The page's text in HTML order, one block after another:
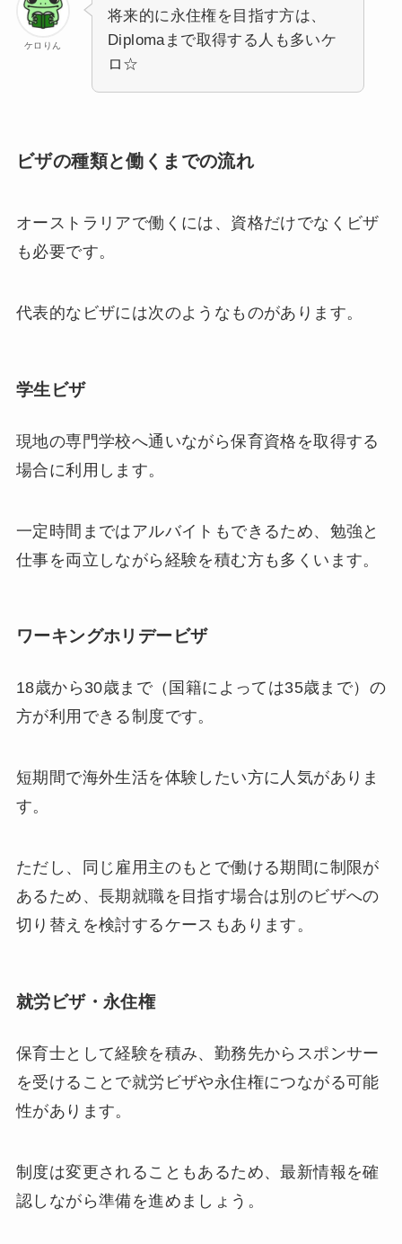
ケロりん
将来的に永住権を目指す方は、
Diplomaまで取得する人も多いケ
ロ☆
ビザの種類と働くまでの流れ
オーストラリアで働くには、資格だけでなくビザ
も必要です。
代表的なビザには次のようなものがあります。
学生ビザ
現地の専門学校へ通いながら保育資格を取得する
場合に利用します。
一定時間まではアルバイトもできるため、勉強と
仕事を両立しながら経験を積む方も多くいます。
ワーキングホリデービザ
18歳から30歳まで（国籍によっては35歳まで）の
方が利用できる制度です。
短期間で海外生活を体験したい方に人気がありま
す。
ただし、同じ雇用主のもとで働ける期間に制限が
あるため、長期就職を目指す場合は別のビザへの
切り替えを検討するケースもあります。
就労ビザ・永住権
保育士として経験を積み、勤務先からスポンサー
を受けることで就労ビザや永住権につながる可能
性があります。
制度は変更されることもあるため、最新情報を確
認しながら準備を進めましょう。